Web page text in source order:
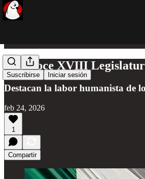
Suscribirse Iniciar sesión
Reconoce XVIII
Destacan la labor humanista de
feb 24, 2026
1
Compartir